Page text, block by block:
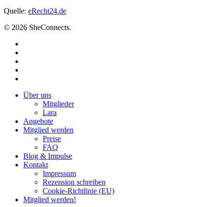
Quelle: eRecht24.de
© 2026 SheConnects.
Close
Über uns
Mitglieder
Lara
Angebote
Mitglied werden
Preise
FAQ
Blog & Impulse
Kontakt
Impressum
Rezension schreiben
Cookie-Richtlinie (EU)
Mitglied werden!